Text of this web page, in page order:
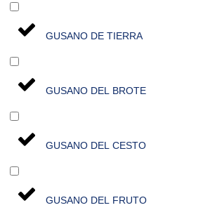
GUSANO DE TIERRA
GUSANO DEL BROTE
GUSANO DEL CESTO
GUSANO DEL FRUTO